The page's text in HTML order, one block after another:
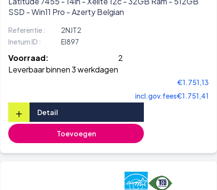
SSD - Win11 Pro - Azerty Belgian
Referentie :
2NJT2
Inetum ID :
EI897
Voorraad:
2
Leverbaar binnen 3 werkdagen
€1.751,13
incl.gov.fees€1.751,41
+ Detail
Toevoegen